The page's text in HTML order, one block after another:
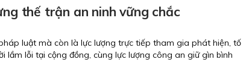
thế trận an ninh vững chắc
luật mà còn là lực lượng trực tiếp tham gia phát hiện, tố
lầm lỗi tại cộng đồng, cùng lực lượng công an giữ gìn bình